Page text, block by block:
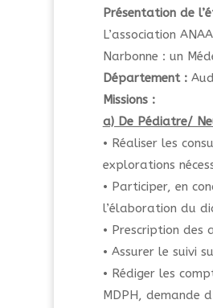
Présentation de
L’association
Narbonne : un
Département :
Missions :
a) De Pédiatre/
• Réaliser les
explorations
• Participer, en
l’élaboration du
• Prescription des
• Assurer le suivi
• Rédiger les
MDPH, demande